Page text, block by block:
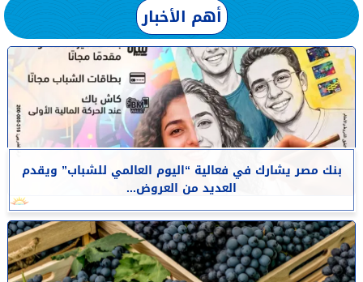
أهم الأخبار
بنك مصر يشارك في فعالية “اليوم العالمي للشباب” ويقدم
العديد من العروض...